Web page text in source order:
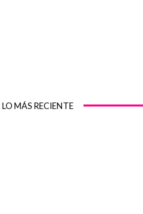
LO MÁS RECIENTE